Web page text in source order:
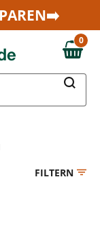
0,00 €
0
FILTERN